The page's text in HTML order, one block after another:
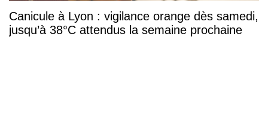
Canicule à Lyon : vigilance orange dès samedi,
jusqu’à 38°C attendus la semaine prochaine